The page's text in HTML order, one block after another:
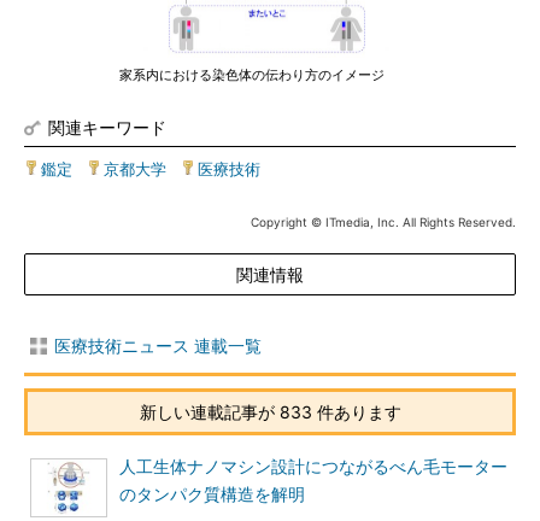
家系内における染色体の伝わり方のイメージ
関連キーワード
鑑定 京都大学 医療技術
Copyright © ITmedia, Inc. All Rights Reserved.
関連情報
医療技術ニュース 連載一覧
新しい連載記事が 833 件あります
人工生体ナノマシン設計につながるべん毛モーター
のタンパク質構造を解明